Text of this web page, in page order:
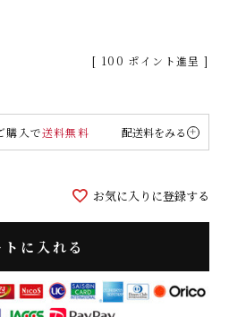
[ 100 ポイント進呈 ]
購入で送料無料 配送料をみる
お気に入りに登録する
トに入れる